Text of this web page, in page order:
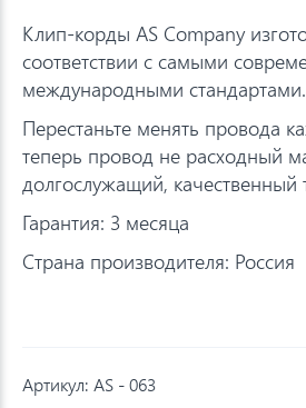
Клип-корды AS Company
соответствии с самыми
международными стандартами.
Перестаньте менять провода
теперь провод не расходный
долгослужащий, качественный
Гарантия: 3 месяца
Страна производителя: Россия
Артикул: AS - 063